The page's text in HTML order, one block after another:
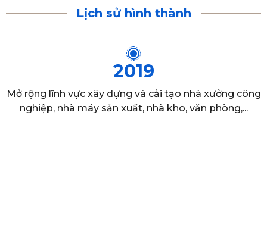
Lịch sử hình thành
2019
Mở rộng lĩnh vực xây dựng và cải tạo nhà xưởng công
nghiệp, nhà máy sản xuất, nhà kho, văn phòng,...